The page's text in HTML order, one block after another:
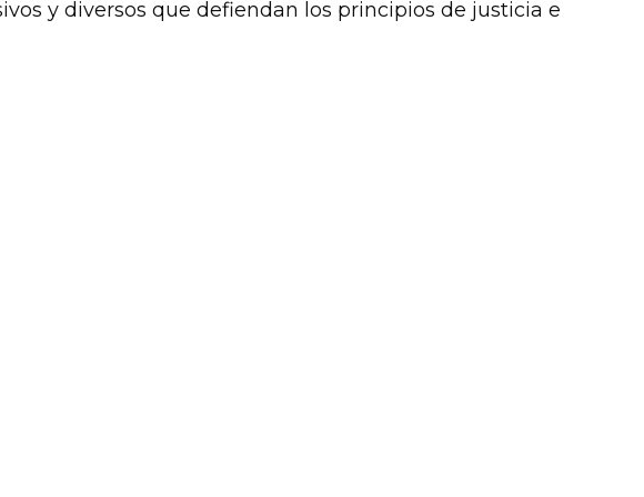
y diversos que defiendan los principios de justicia e